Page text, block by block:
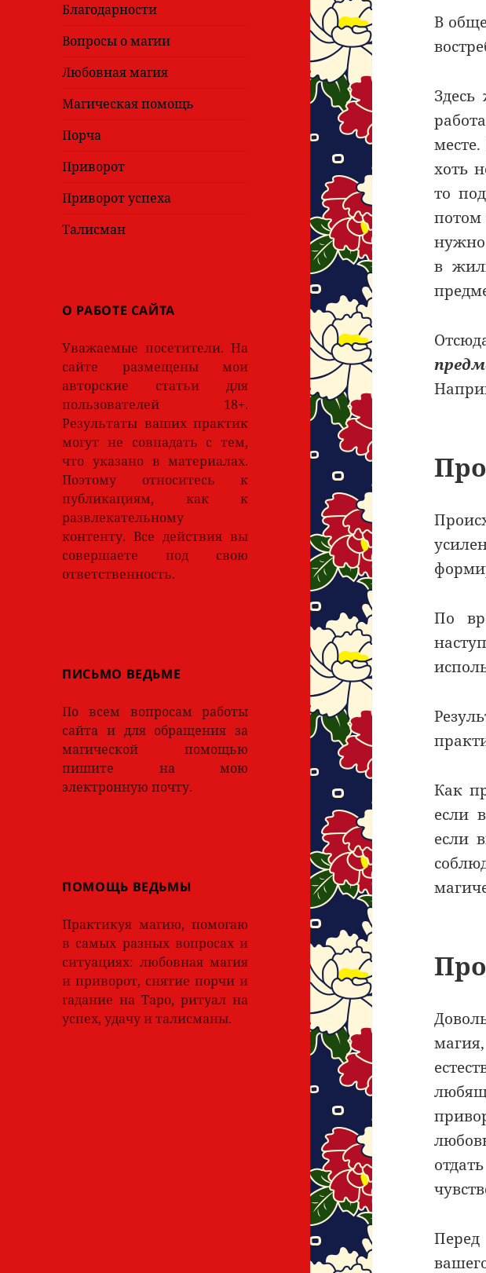
Благодарности
Вопросы о магии
Любовная магия
Магическая помощь
Порча
Приворот
Приворот успеха
Талисман
О РАБОТЕ САЙТА
Уважаемые посетители. На
сайте размещены мои
авторские статьи для
пользователей 18+.
Результаты ваших практик
могут не совпадать с тем,
что указано в материалах.
Поэтому относитесь к
публикациям, как к
развлекательному
контенту. Все действия вы
совершаете под свою
ответственность.
ПИСЬМО ВЕДЬМЕ
По всем вопросам работы
сайта и для обращения за
магической помощью
пишите на мою
электронную почту.
ПОМОЩЬ ВЕДЬМЫ
Практикуя магию, помогаю
в самых разных вопросах и
ситуациях: любовная магия
и приворот, снятие порчи и
гадание на Таро, ритуал на
успех, удачу и талисманы.
В
хоть
то
потом
нужно
в
По
Как
если
если